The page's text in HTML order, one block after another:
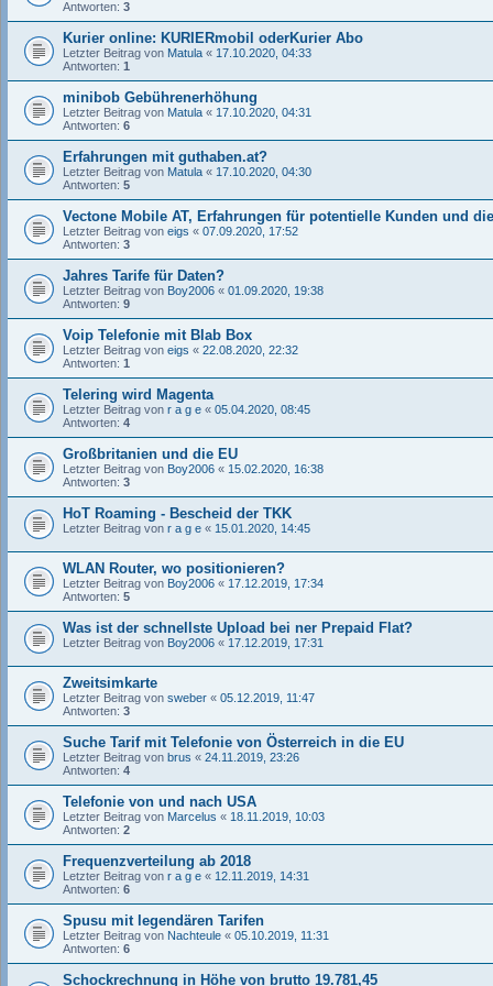
Antworten: 3
Kurier online: KURIERmobil oderKurier Abo
Letzter Beitrag von Matula « 17.10.2020, 04:33
Antworten: 1
minibob Gebührenerhöhung
Letzter Beitrag von Matula « 17.10.2020, 04:31
Antworten: 6
Erfahrungen mit guthaben.at?
Letzter Beitrag von Matula « 17.10.2020, 04:30
Antworten: 5
Vectone Mobile AT, Erfahrungen für potentielle Kunden und
Letzter Beitrag von eigs « 07.09.2020, 17:52
Antworten: 3
Jahres Tarife für Daten?
Letzter Beitrag von Boy2006 « 01.09.2020, 19:38
Antworten: 9
Voip Telefonie mit Blab Box
Letzter Beitrag von eigs « 22.08.2020, 22:32
Antworten: 1
Telering wird Magenta
Letzter Beitrag von r a g e « 05.04.2020, 08:45
Antworten: 4
Großbritanien und die EU
Letzter Beitrag von Boy2006 « 15.02.2020, 16:38
Antworten: 3
HoT Roaming - Bescheid der TKK
Letzter Beitrag von r a g e « 15.01.2020, 14:45
WLAN Router, wo positionieren?
Letzter Beitrag von Boy2006 « 17.12.2019, 17:34
Antworten: 5
Was ist der schnellste Upload bei ner Prepaid Flat?
Letzter Beitrag von Boy2006 « 17.12.2019, 17:31
Zweitsimkarte
Letzter Beitrag von sweber « 05.12.2019, 11:47
Antworten: 3
Suche Tarif mit Telefonie von Österreich in die EU
Letzter Beitrag von brus « 24.11.2019, 23:26
Antworten: 4
Telefonie von und nach USA
Letzter Beitrag von Marcelus « 18.11.2019, 10:03
Antworten: 2
Frequenzverteilung ab 2018
Letzter Beitrag von r a g e « 12.11.2019, 14:31
Antworten: 6
Spusu mit legendären Tarifen
Letzter Beitrag von Nachteule « 05.10.2019, 11:31
Antworten: 6
Schockrechnung in Höhe von brutto 19.781,45